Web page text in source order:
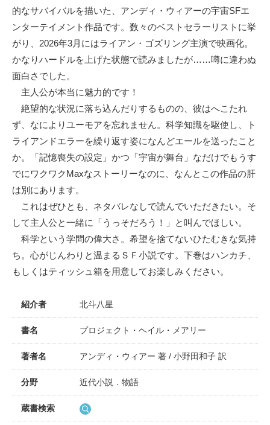
的なサバイバルを描いた、アンディ・ウィアーの宇宙SFエ
ンターテイメント作品です。数々のベストセラーリストに挙
がり、2026年3月にはライアン・ゴズリング主演で映画化。
かなりハードルを上げた状態で読みましたが……噂に違わぬ
面白さでした。
主人公が本当に魅力的です！
絶望的な状況に落ち込んだりするものの、彼はへこたれ
ず、なによりユーモアを忘れません。科学知識を駆使し、ト
ライアンドエラーを繰り返す姿になんどエールを送ったこと
か。「記憶喪失の設定」かつ「宇宙が舞台」なだけでもうす
でにワクワクMaxなストーリーなのに、なんとこの作品の肝
は別にあります。
これはぜひとも、ネタバレなしで読んでいただきたい。そ
して主人公と一緒に「うっそだろう！」と叫んでほしい。
科学という学問の偉大さ。希望を捨てないひたむきな気持
ち。心がじんわりと温まるＳＦ小説です。下巻はハンカチ、
もしくはティッシュ箱を用意してお楽しみください。
紹介者 北斗八星
書名 プロジェクト・ヘイル・メアリー
著者名 アンディ・ウィアー 著 / 小野田和子 訳
分野 近代小説．物語
蔵書検索